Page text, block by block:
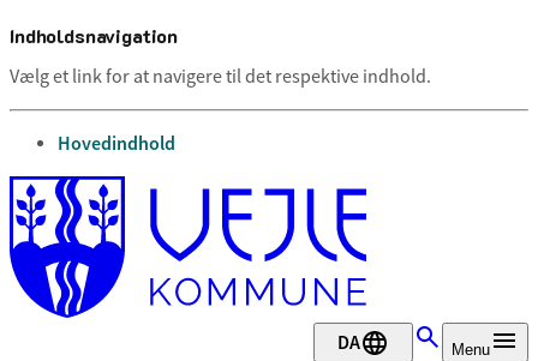
Indholdsnavigation
Vælg et link for at navigere til det respektive indhold.
gå til
Hovedindhold
DA Menu